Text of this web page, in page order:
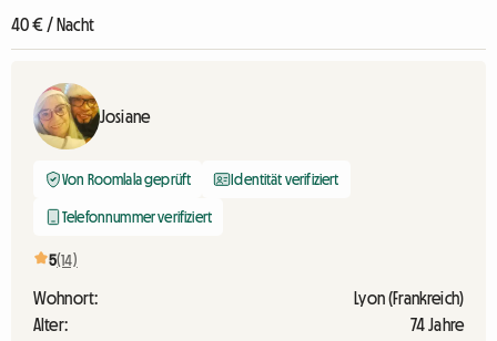
40 € / Nacht
Josiane
Von Roomlala geprüft Identität verifiziert
Telefonnummer verifiziert
5(14)
Wohnort:
Lyon (Frankreich)
Alter:
74 Jahre